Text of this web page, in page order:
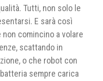
Tutti, non solo le
E sarà così
non comincino a volare
scattando in
o che robot con
sempre carica